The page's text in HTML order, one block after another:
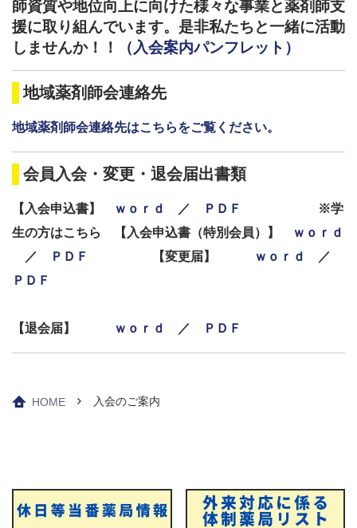
師資質や地位向上に向けた様々な事業と薬剤師支
援に取り組んでいます。是非私たちと一緒に活動
しませんか！！
（入会案内パンフレット）
地域薬剤師会連絡先
地域薬剤師会連絡先はこちらをご覧ください。
会員入会・変更・退会届出書類
【入会申込書】 ｗｏｒｄ ／ ＰＤＦ
※学
生の方はこちら 【入会申込書（特別会員）】
ｗｏｒｄ
／
ＰＤＦ 【変更届】 ｗｏｒｄ
／
ＰＤＦ
【退会届】 ｗｏｒｄ ／ ＰＤＦ
HOME 入会のご案内